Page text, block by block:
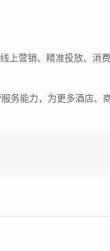
上营销、精准投放、消
务能力，为更多酒店、